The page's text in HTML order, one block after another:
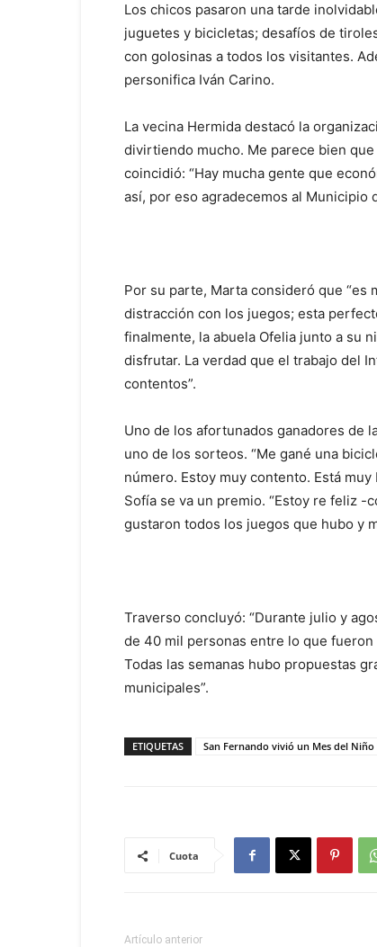
Los chicos pasaron una tarde
juguetes y bicicletas; desafíos de
con golosinas a todos los visitantes.
personifica Iván Carino.
La vecina Hermida destacó la
divirtiendo mucho. Me parece bien
coincidió: “Hay mucha gente que
así, por eso agradecemos al Municipio
Por su parte, Marta consideró que “es
distracción con los juegos; esta
finalmente, la abuela Ofelia junto a su
disfrutar. La verdad que el trabajo del
contentos”.
Uno de los afortunados ganadores de
uno de los sorteos. “Me gané una
número. Estoy muy contento. Está
Sofía se va un premio. “Estoy re feliz
gustaron todos los juegos que hubo y
Traverso concluyó: “Durante julio y
de 40 mil personas entre lo que
Todas las semanas hubo propuestas
municipales”.
ETIQUETAS San Fernando vivió un Mes del
Cuota
Artículo anterior